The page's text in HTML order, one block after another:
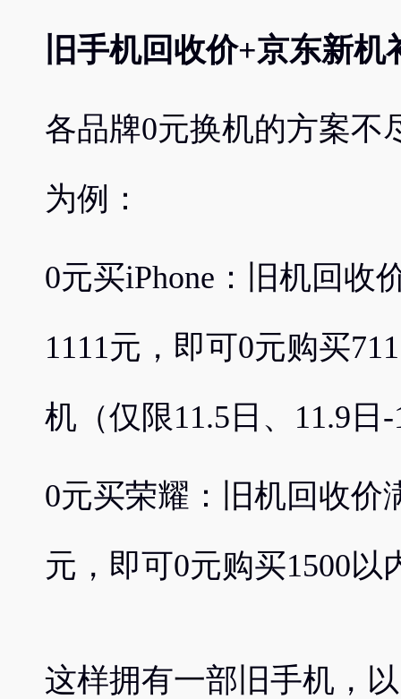
旧手机回收价+京东新
各品牌0元换机的方案不
为例：
0元买iPhone：旧机回收
1111元，即可0元购买
机（仅限11.5日、11.9日
0元买荣耀：旧机回收价
元，即可0元购买1500
这样拥有一部旧手机，